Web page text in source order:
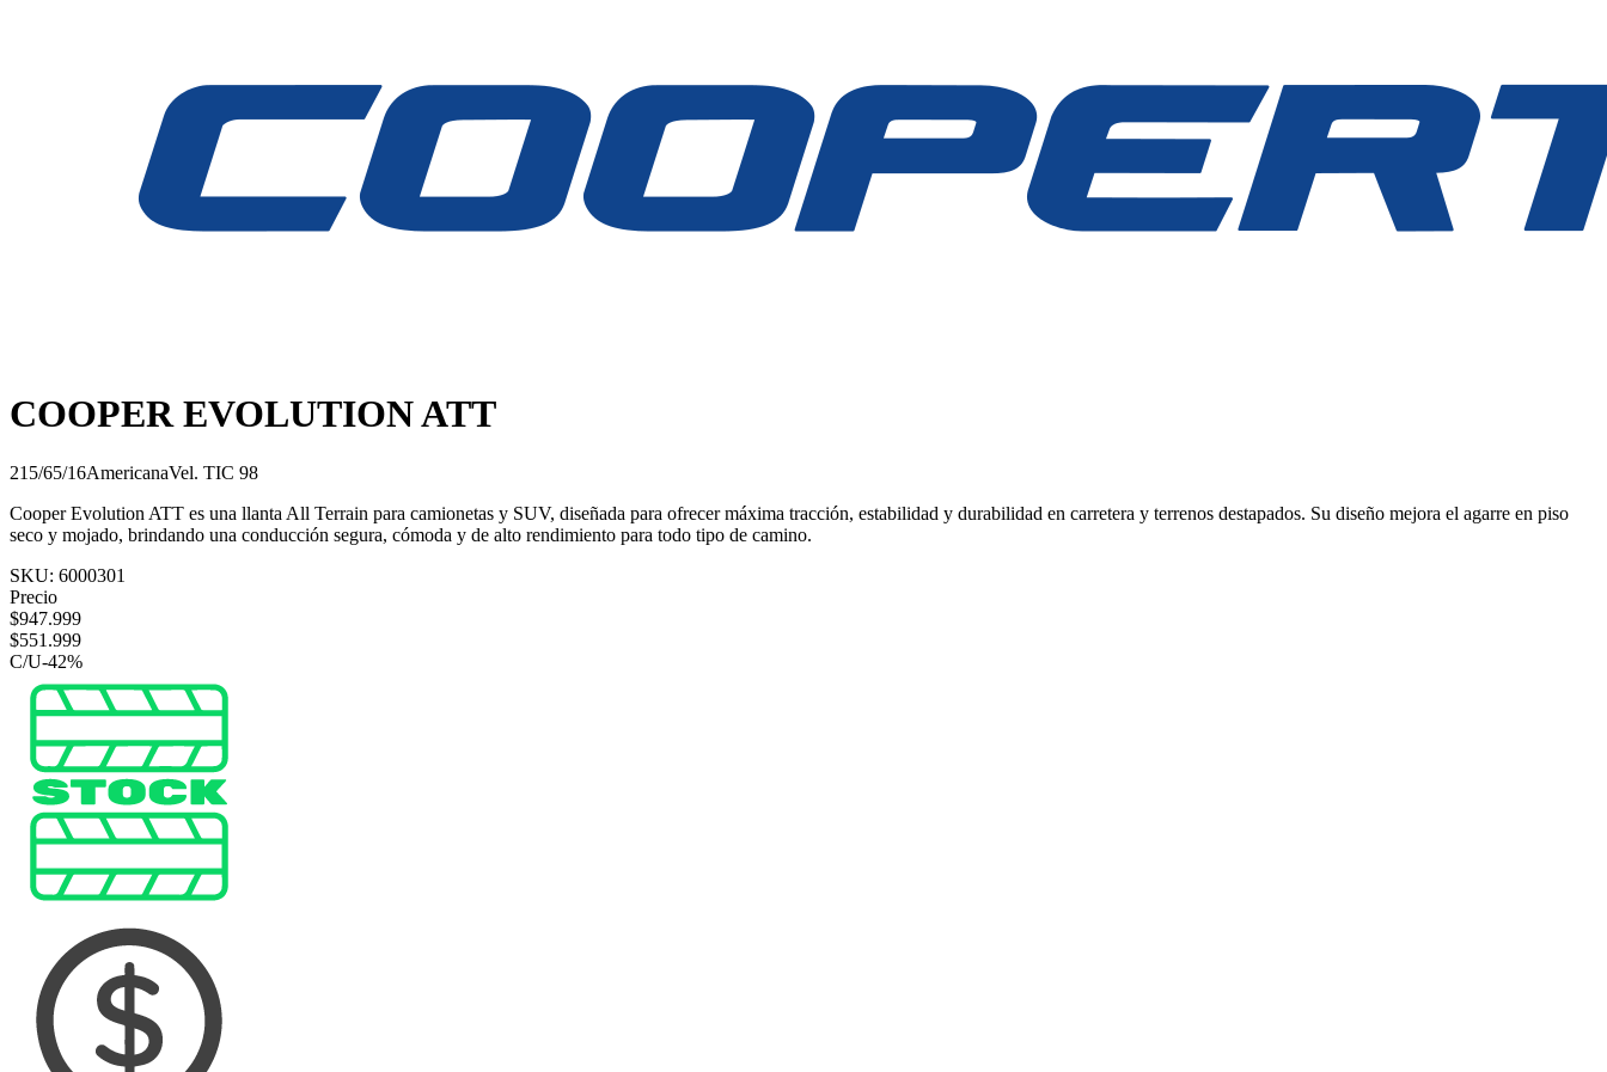
COOPER EVOLUTION ATT
215/65/16AmericanaVel. TIC 98
Cooper Evolution ATT es una llanta All Terrain para camionetas y SUV, diseñada para ofrecer máxima tracción, estabilidad y durabilidad en carretera y terrenos destapados. Su diseño mejora el agarre en piso
seco y mojado, brindando una conducción segura, cómoda y de alto rendimiento para todo tipo de camino.
SKU: 6000301
Precio
$947.999
$551.999
C/U-42%